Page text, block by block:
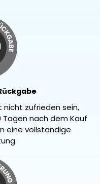
nicht zufrieden sein,
Tagen nach dem Kauf
eine vollständige